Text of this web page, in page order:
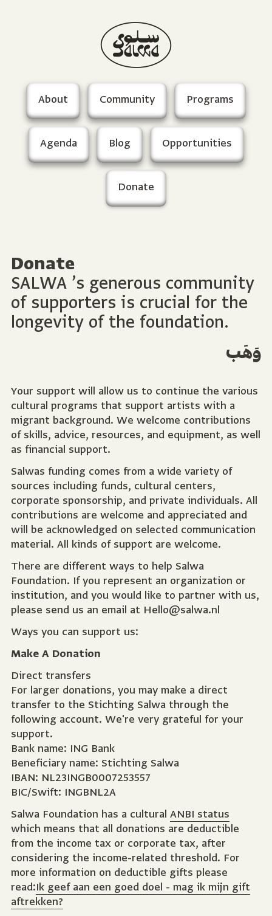
About Community Programs
Agenda Blog Opportunities
Donate
Donate
SALWA ’s generous community
of supporters is crucial for the
longevity of the foundation.
وَهَب
Your support will allow us to continue the various
cultural programs that support artists with a
migrant background. We welcome contributions
of skills, advice, resources, and equipment, as well
as financial support.
Salwas funding comes from a wide variety of
sources including funds, cultural centers,
corporate sponsorship, and private individuals. All
contributions are welcome and appreciated and
will be acknowledged on selected communication
material. All kinds of support are welcome.
There are different ways to help Salwa
Foundation. If you represent an organization or
institution, and you would like to partner with us,
please send us an email at Hello@salwa.nl
Ways you can support us:
Make A Donation
Direct transfers
For larger donations, you may make a direct
transfer to the Stichting Salwa through the
following account. We're very grateful for your
support.
Bank name: ING Bank
Beneficiary name: Stichting Salwa
IBAN: NL23INGB0007253557
BIC/Swift: INGBNL2A
Salwa Foundation has a cultural ANBI status
which means that all donations are deductible
from the income tax or corporate tax, after
considering the income-related threshold. For
more information on deductible gifts please
read:Ik geef aan een goed doel - mag ik mijn gift
aftrekken?